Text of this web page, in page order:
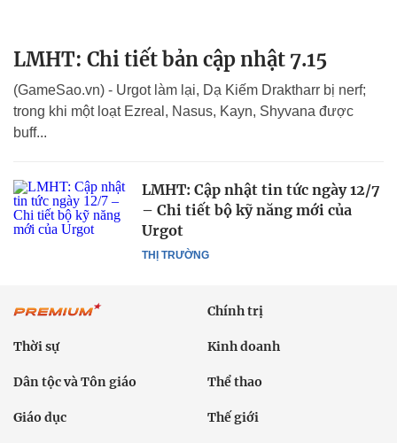
LMHT: Chi tiết bản cập nhật 7.15
(GameSao.vn) - Urgot làm lại, Dạ Kiếm Draktharr bị nerf;
trong khi một loạt Ezreal, Nasus, Kayn, Shyvana được
buff...
THỊ TRƯỜNG
LMHT: Cập nhật tin tức ngày 12/7
– Chi tiết bộ kỹ năng mới của
Urgot
Chính trị
Thời sự Kinh doanh
Dân tộc và Tôn giáo Thể thao
Giáo dục Thế giới